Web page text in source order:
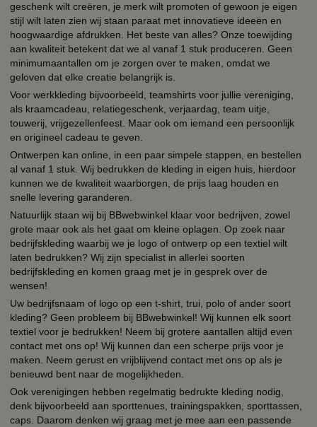
geschenk wilt creëren, je merk wilt promoten of gewoon je eigen
stijl wilt laten zien wij staan paraat met innovatieve ideeën en
hoogwaardige afdrukken. Het beste van alles? Onze toewijding
aan kwaliteit betekent dat we al vanaf 1 stuk produceren. Geen
minimumaantallen om je zorgen over te maken, omdat we
geloven dat elke creatie belangrijk is.
Voor werkkleding bijvoorbeeld, teamshirts voor jullie vereniging,
als kraamcadeau, relatiegeschenk, verjaardag, team uitje,
touwerij, vrijgezellenfeest. Maar ook om iemand een persoonlijk
en origineel cadeau te geven.
Ontwerpen kan online, in een paar simpele stappen, en bestellen
al vanaf 1 stuk. Wij bedrukken de kleding in eigen huis, hierdoor
kunnen we de kwaliteit waarborgen, de prijs laag houden en
snelle levering garanderen.
Natuurlijk staan wij bij BBwebwinkel klaar voor bedrijven, zowel
grote maar ook als het gaat om kleine oplagen. Op zoek naar
bedrijfskleding waarbij we je logo of ontwerp op een textiel wilt
laten bedrukken? Wij zijn specialist in allerlei soorten
bedrijfskleding en komen graag met je in gesprek over de
wensen!
Uw bedrijfsnaam of logo op een t-shirt, trui, polo of ander soort
kleding? Geen probleem bij BBwebwinkel! Wij kunnen elk soort
textiel voor je bedrukken! Neem bij grotere aantallen altijd even
contact met ons op! Wij kunnen dan een scherpe prijs voor je
maken. Neem gerust en vrijblijvend contact met ons op als je
benieuwd bent naar de mogelijkheden.
Ook verenigingen hebben regelmatig bedrukte kleding nodig,
denk bijvoorbeeld aan sporttenues, trainingspakken, sporttassen,
caps. Daarom denken wij graag met je mee aan een passende